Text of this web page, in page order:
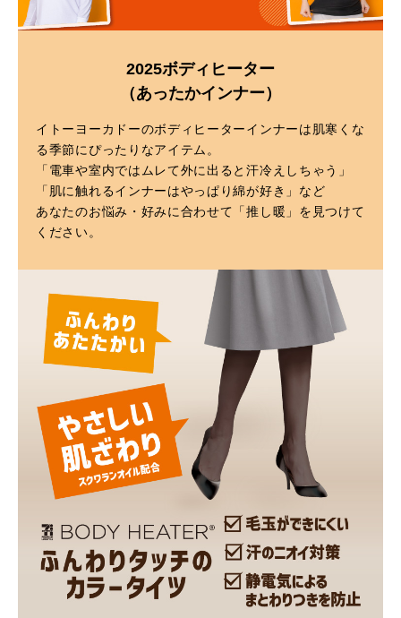
2025ボディヒーター
（あったかインナー）
イトーヨーカドーのボディヒーターインナーは肌寒くな
る季節にぴったりなアイテム。
「電車や室内ではムレて外に出ると汗冷えしちゃう」
「肌に触れるインナーはやっぱり綿が好き」など
あなたのお悩み・好みに合わせて「推し暖」を見つけて
ください。